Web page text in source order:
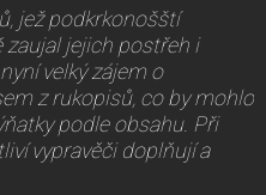
jež podkrkonošští
jejich postřeh i
velký zájem o
z rukopisů, co by mohlo
podle obsahu. Při
vypravěči doplňují a